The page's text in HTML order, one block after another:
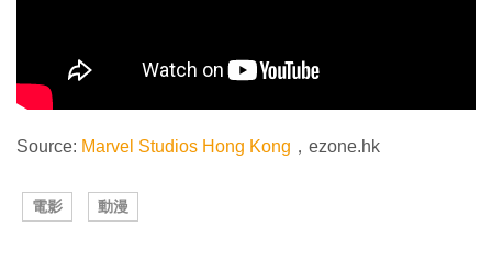
Source: Marvel Studios Hong Kong ，ezone.hk
電影 動漫